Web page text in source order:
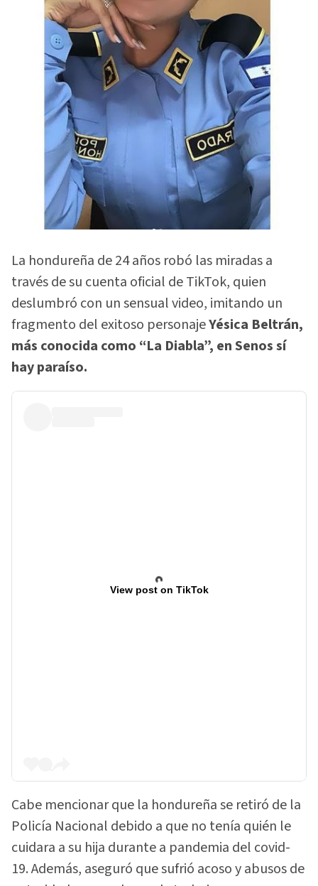
La hondureña de 24 años robó las miradas a
través de su cuenta oficial de TikTok, quien
deslumbró con un sensual video, imitando un
fragmento del exitoso personajeYésica Beltrán,
más conocida como “La Diabla”, en Senos sí
hay paraíso.
View post on TikTok
Cabe mencionar que la hondureña se retiró de la
Policía Nacional debido a que no tenía quién le
cuidara a su hija durante a pandemia del covid-
19. Además, aseguró que sufrió acoso y abusos de